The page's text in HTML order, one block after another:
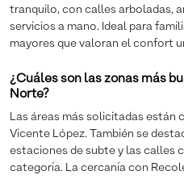
tranquilo, con calles arboladas,
servicios a mano. Ideal para
mayores que valoran el confort
¿Cuáles son las zonas más
Norte?
Las áreas más solicitadas están
Vicente López. También se
estaciones de subte y las calles
categoría. La cercanía con